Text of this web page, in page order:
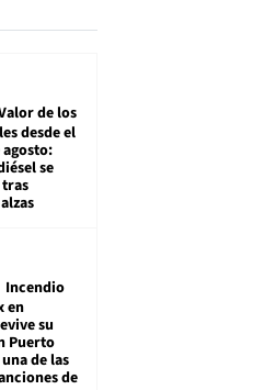
de los
desde el
agosto:
se
Incendio
en
su
Puerto
de las
de